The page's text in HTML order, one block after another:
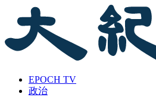
EPOCH TV
政治